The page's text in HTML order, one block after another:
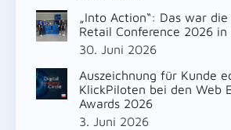
„Into Action“: Das war
Retail Conference 2026 in
30. Juni 2026
Auszeichnung für Kunde
KlickPiloten bei den Web
Awards 2026
3. Juni 2026